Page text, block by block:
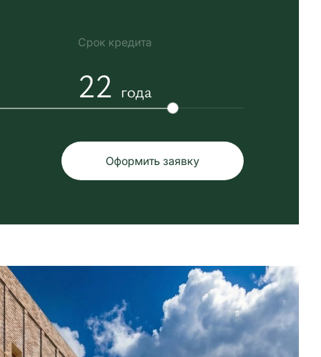
Срок кредита
22 года
Оформить заявку